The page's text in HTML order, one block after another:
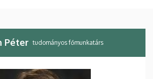
Péter tudományos főmunkatárs